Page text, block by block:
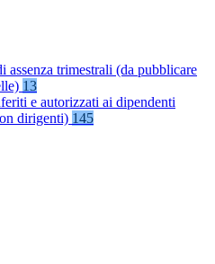
assenza trimestrali (da pubblicare
13
e autorizzati ai dipendenti
dirigenti) 145